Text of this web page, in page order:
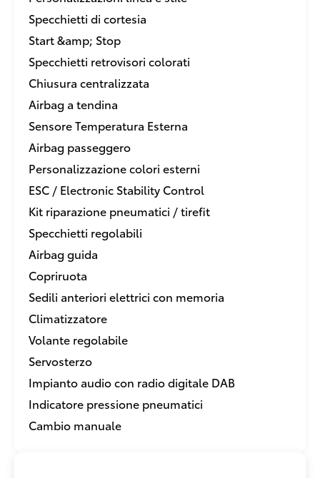
Specchietti di cortesia
Start &amp; Stop
Specchietti retrovisori colorati
Chiusura centralizzata
Airbag a tendina
Sensore Temperatura Esterna
Airbag passeggero
Personalizzazione colori esterni
ESC / Electronic Stability Control
Kit riparazione pneumatici / tirefit
Specchietti regolabili
Airbag guida
Copriruota
Sedili anteriori elettrici con memoria
Climatizzatore
Volante regolabile
Servosterzo
Impianto audio con radio digitale DAB
Indicatore pressione pneumatici
Cambio manuale